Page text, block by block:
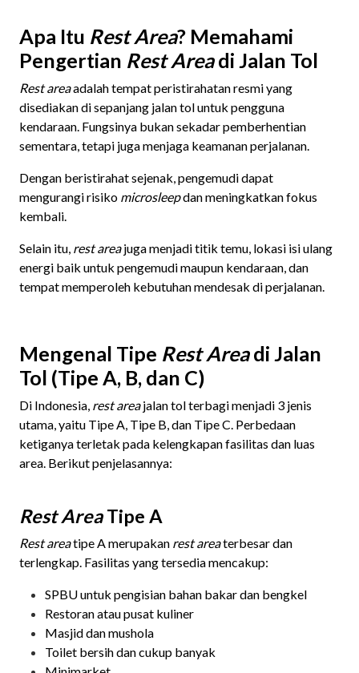
Apa Itu Rest Area? Memahami
Pengertian Rest Areadi Jalan Tol
Rest areaadalah tempat peristirahatan resmi yang
disediakan di sepanjang jalan tol untuk pengguna
kendaraan. Fungsinya bukan sekadar pemberhentian
sementara, tetapi juga menjaga keamanan perjalanan.
Dengan beristirahat sejenak, pengemudi dapat
mengurangi risiko microsleepdan meningkatkan fokus
kembali.
Selain itu, rest areajuga menjadi titik temu, lokasi isi ulang
energi baik untuk pengemudi maupun kendaraan, dan
tempat memperoleh kebutuhan mendesak di perjalanan.
Mengenal Tipe Rest Areadi Jalan
Tol (Tipe A, B, dan C)
Di Indonesia, rest areajalan tol terbagi menjadi 3 jenis
utama, yaitu Tipe A, Tipe B, dan Tipe C. Perbedaan
ketiganya terletak pada kelengkapan fasilitas dan luas
area. Berikut penjelasannya:
Rest AreaTipe A
Rest areatipe A merupakan rest areaterbesar dan
terlengkap. Fasilitas yang tersedia mencakup:
SPBU untuk pengisian bahan bakar dan bengkel
Restoran atau pusat kuliner
Masjid dan mushola
Toilet bersih dan cukup banyak